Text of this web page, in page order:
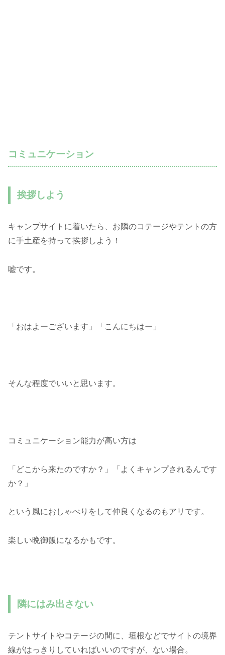
コミュニケーション
挨拶しよう
キャンプサイトに着いたら、お隣のコテージやテントの方
に手土産を持って挨拶しよう！
嘘です。
「おはよーございます」「こんにちはー」
そんな程度でいいと思います。
コミュニケーション能力が高い方は
「どこから来たのですか？」「よくキャンプされるんです
か？」
という風におしゃべりをして仲良くなるのもアリです。
楽しい晩御飯になるかもです。
隣にはみ出さない
テントサイトやコテージの間に、垣根などでサイトの境界
線がはっきりしていればいいのですが、ない場合。